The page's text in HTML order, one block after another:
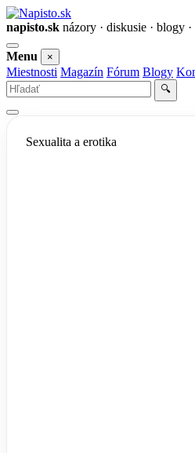
napisto.sk názory · diskusie · blogy ·
Otvoriť
menu
Menu ×
Miestnosti Magazín Fórum Blogy
Vyhľadať
🔍
Sexualita a erotika